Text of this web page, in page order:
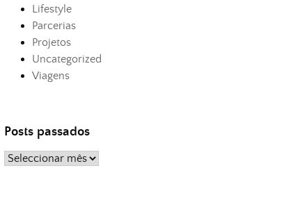
Lifestyle
Parcerias
Projetos
Uncategorized
Viagens
Posts passados
Posts